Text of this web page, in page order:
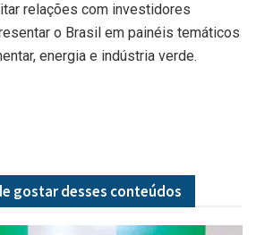
relações com investidores
o Brasil em painéis temáticos
energia e indústria verde.
gostar desses conteúdos